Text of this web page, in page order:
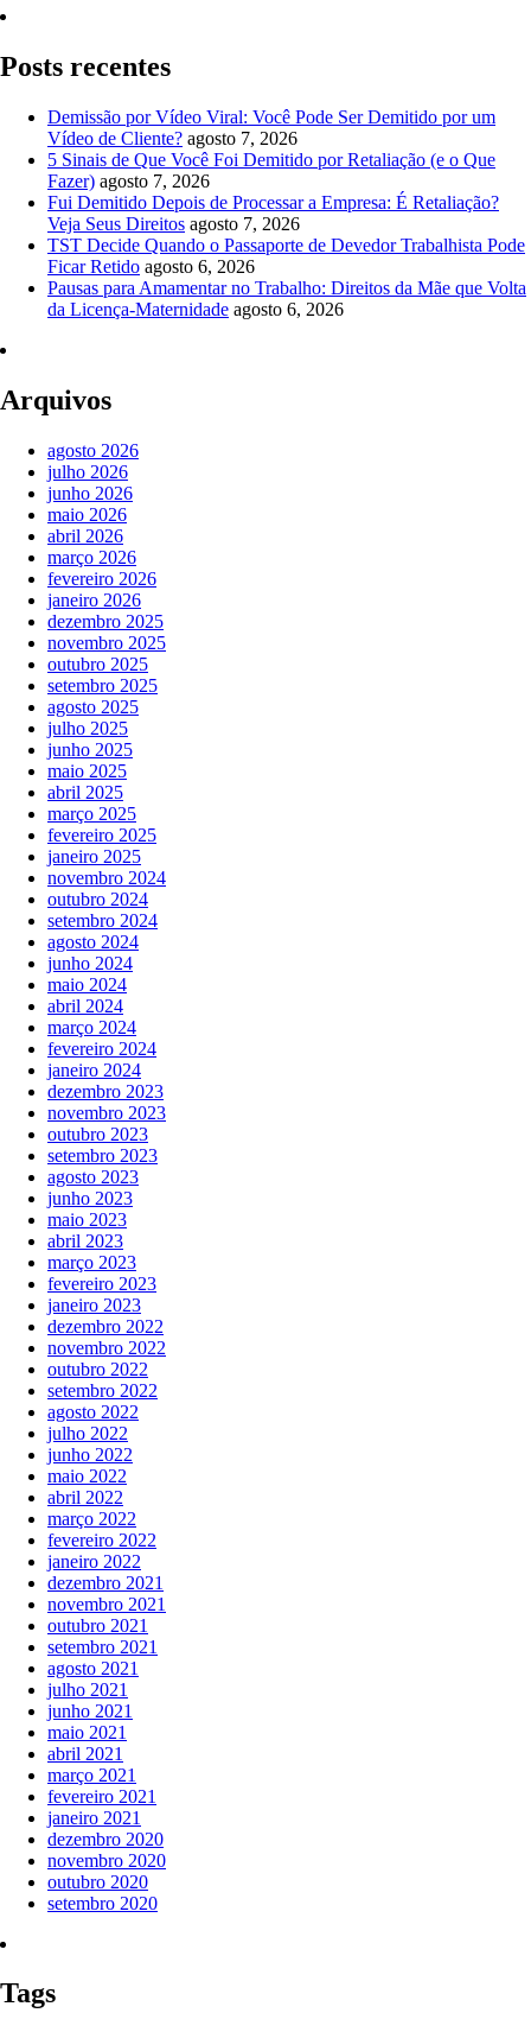
Posts recentes
Demissão por Vídeo Viral: Você Pode Ser Demitido por um
Vídeo de Cliente? agosto 7, 2026
5 Sinais de Que Você Foi Demitido por Retaliação (e o Que
Fazer) agosto 7, 2026
Fui Demitido Depois de Processar a Empresa: É Retaliação?
Veja Seus Direitos agosto 7, 2026
TST Decide Quando o Passaporte de Devedor Trabalhista Pode
Ficar Retido agosto 6, 2026
Pausas para Amamentar no Trabalho: Direitos da Mãe que Volta
da Licença-Maternidade agosto 6, 2026
Arquivos
agosto 2026
julho 2026
junho 2026
maio 2026
abril 2026
março 2026
fevereiro 2026
janeiro 2026
dezembro 2025
novembro 2025
outubro 2025
setembro 2025
agosto 2025
julho 2025
junho 2025
maio 2025
abril 2025
março 2025
fevereiro 2025
janeiro 2025
novembro 2024
outubro 2024
setembro 2024
agosto 2024
junho 2024
maio 2024
abril 2024
março 2024
fevereiro 2024
janeiro 2024
dezembro 2023
novembro 2023
outubro 2023
setembro 2023
agosto 2023
junho 2023
maio 2023
abril 2023
março 2023
fevereiro 2023
janeiro 2023
dezembro 2022
novembro 2022
outubro 2022
setembro 2022
agosto 2022
julho 2022
junho 2022
maio 2022
abril 2022
março 2022
fevereiro 2022
janeiro 2022
dezembro 2021
novembro 2021
outubro 2021
setembro 2021
agosto 2021
julho 2021
junho 2021
maio 2021
abril 2021
março 2021
fevereiro 2021
janeiro 2021
dezembro 2020
novembro 2020
outubro 2020
setembro 2020
Tags